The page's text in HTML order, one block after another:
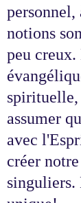
personnel,
notions
peu
spirituelle,
assumer
avec
créer
singuliers.